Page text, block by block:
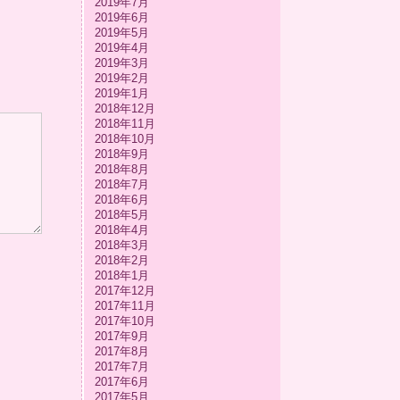
2019年6月
2019年5月
2019年4月
2019年3月
2019年2月
2019年1月
2018年12月
2018年11月
2018年10月
2018年9月
2018年8月
2018年7月
2018年6月
2018年5月
2018年4月
2018年3月
2018年2月
2018年1月
2017年12月
2017年11月
2017年10月
2017年9月
2017年8月
2017年7月
2017年6月
2017年5月